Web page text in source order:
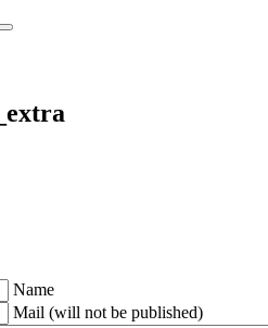
Name
Mail (will not be published)